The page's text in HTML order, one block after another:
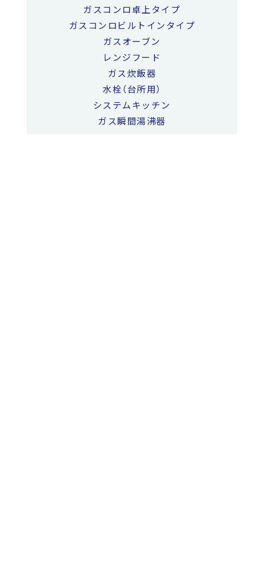
ガスコンロ卓上タイプ
ガスコンロビルトインタイプ
ガスオーブン
レンジフード
ガス炊飯器
水栓（台所用）
システムキッチン
ガス瞬間湯沸器